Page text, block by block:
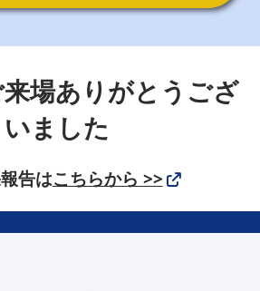
場ありがとうござ
いました
告はこちらから >>